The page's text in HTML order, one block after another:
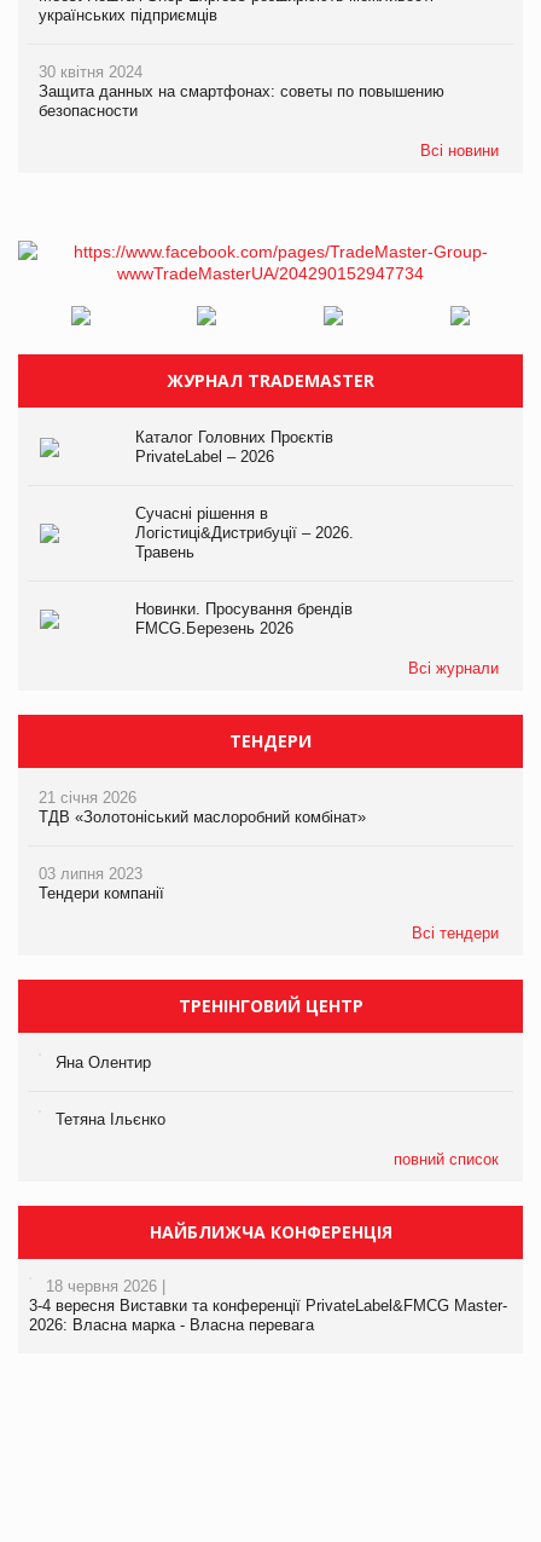
українських підприємців
30 квітня 2024
Защита данных на смартфонах: советы по повышению
безопасности
Всі новини
ЖУРНАЛ TRADEMASTER
Каталог Головних Проєктів
PrivateLabel – 2026
Сучасні рішення в
Логістиці&Дистрибуції – 2026.
Травень
Новинки. Просування брендів
FMCG.Березень 2026
Всі журнали
ТЕНДЕРИ
21 січня 2026
ТДВ «Золотоніський маслоробний комбінат»
03 липня 2023
Тендери компанії
Всі тендери
ТРЕНІНГОВИЙ ЦЕНТР
Яна Олентир
Тетяна Ільєнко
повний список
НАЙБЛИЖЧА КОНФЕРЕНЦІЯ
18 червня 2026 |
3-4 вересня Виставки та конференції PrivateLabel&FMCG Master-
2026: Власна марка - Власна перевага